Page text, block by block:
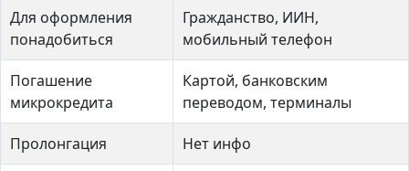
Для оформления
понадобиться
Гражданство, ИИН,
мобильный телефон
Погашение
микрокредита
Картой, банковским
переводом, терминалы
Пролонгация Нет инфо